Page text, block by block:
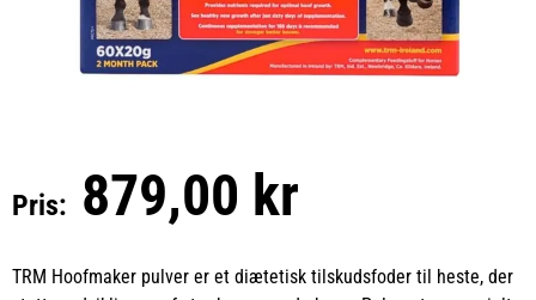
Pris: 879,00 kr
TRM Hoofmaker pulver er et diætetisk tilskudsfoder til heste, der